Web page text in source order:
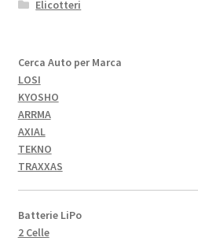
Elicotteri
Cerca Auto per Marca
LOSI
KYOSHO
ARRMA
AXIAL
TEKNO
TRAXXAS
Batterie LiPo
2 Celle